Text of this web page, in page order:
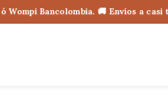
Bancolombia. 🚚 Envíos a casi